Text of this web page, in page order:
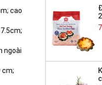
cao
ngoài
cm;